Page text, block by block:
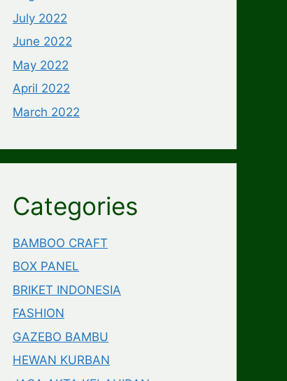
July 2022
June 2022
May 2022
April 2022
March 2022
Categories
BAMBOO CRAFT
BOX PANEL
BRIKET INDONESIA
FASHION
GAZEBO BAMBU
HEWAN KURBAN